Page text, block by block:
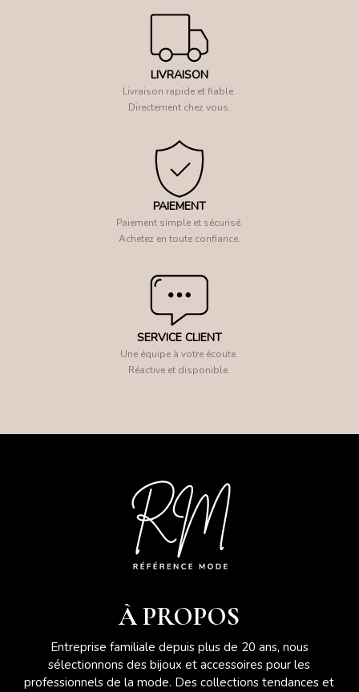
LIVRAISON
Livraison rapide et fiable.
Directement chez vous.
PAIEMENT
Paiement simple et sécurisé.
Achetez en toute confiance.
SERVICE CLIENT
Une équipe à votre écoute.
Réactive et disponible.
À PROPOS
Entreprise familiale depuis plus de 20 ans, nous
sélectionnons des bijoux et accessoires pour les
professionnels de la mode. Des collections tendances et